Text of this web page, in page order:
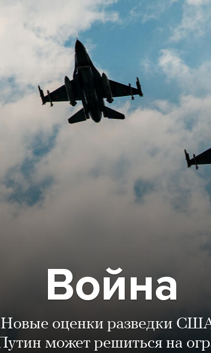
Война
Новые оценки разведки
может решиться на